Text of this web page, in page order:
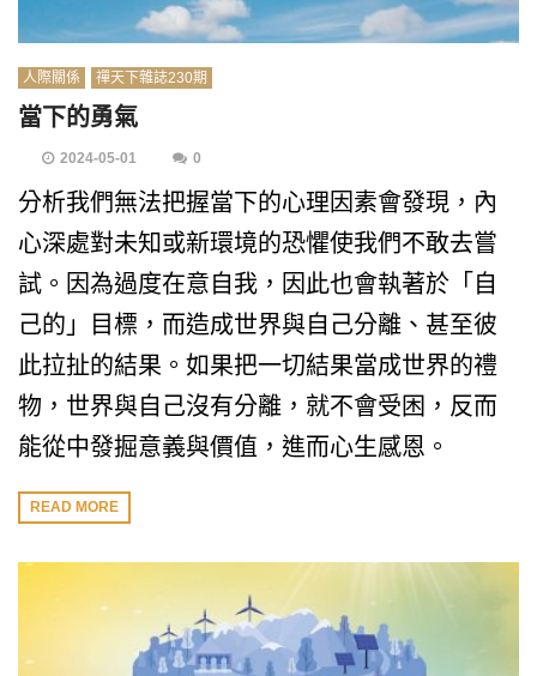
人際關係 禪天下雜誌230期
當下的勇氣
2024-05-01 0
分析我們無法把握當下的心理因素會發現，內
心深處對未知或新環境的恐懼使我們不敢去嘗
試。因為過度在意自我，因此也會執著於「自
己的」目標，而造成世界與自己分離、甚至彼
此拉扯的結果。如果把一切結果當成世界的禮
物，世界與自己沒有分離，就不會受困，反而
能從中發掘意義與價值，進而心生感恩。
READ MORE